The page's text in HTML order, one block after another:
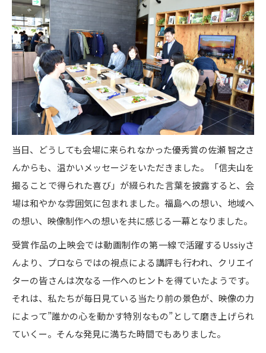
当日、どうしても会場に来られなかった優秀賞の佐瀬 智之さ
んからも、温かいメッセージをいただきました。「信夫山を
撮ることで得られた喜び」が綴られた言葉を披露すると、会
場は和やかな雰囲気に包まれました。福島への想い、地域へ
の想い、映像制作への想いを共に感じる一幕となりました。
受賞作品の上映会では動画制作の第一線で活躍するUssiyさ
んより、プロならではの視点による講評も行われ、クリエイ
ターの皆さんは次なる一作へのヒントを得ていたようです。
それは、私たちが毎日見ている当たり前の景色が、映像の力
によって”誰かの心を動かす特別なもの”として磨き上げられ
ていくー。そんな発見に満ちた時間でもありました。